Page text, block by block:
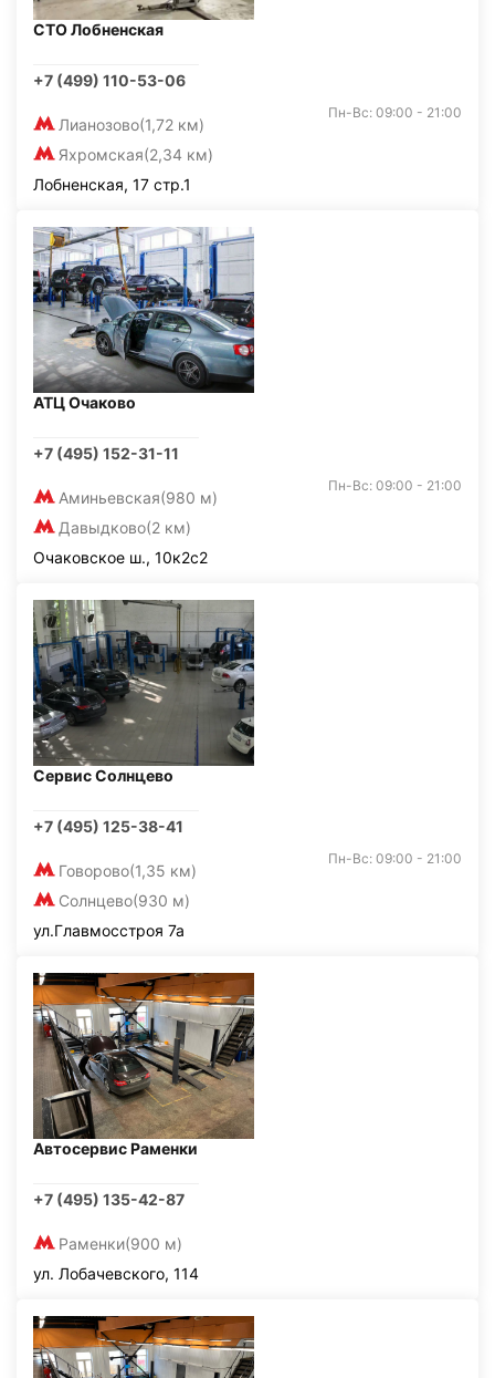
СТО Лобненская
+7 (499) 110-53-06
Лианозово(1,72 км)
Яхромская(2,34 км)
Пн-Вс: 09:00 - 21:00
Лобненская, 17 стр.1
АТЦ Очаково
+7 (495) 152-31-11
Аминьевская(980 м)
Давыдково(2 км)
Пн-Вс: 09:00 - 21:00
Очаковское ш., 10к2с2
Сервис Солнцево
+7 (495) 125-38-41
Говорово(1,35 км)
Солнцево(930 м)
Пн-Вс: 09:00 - 21:00
ул.Главмосстроя 7а
Автосервис Раменки
+7 (495) 135-42-87
Раменки(900 м)
ул. Лобачевского, 114